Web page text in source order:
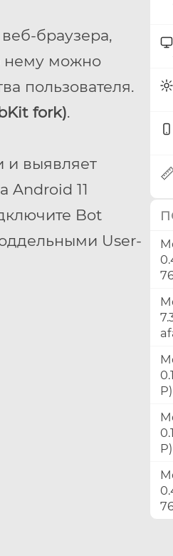
браузера,
нему можно
пользователя.
fork).
и выявляет
Android 11
Bot
User-